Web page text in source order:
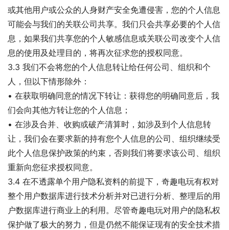
或其他用户或公众的人身财产安全免遭侵害，您的个人信息
可能会与我们的关联公司共享。我们只会共享必要的个人信
息，如果我们共享您的个人敏感信息或关联公司改变个人信
息的使用及处理目的，将再次征求您的授权同意。
3.3 我们不会将您的个人信息转让给任何公司、组织和个
人，但以下情形除外：
• 在获取明确同意的情况下转让：获得您的明确同意后，我
们会向其他方转让您的个人信息；
• 在涉及合并、收购或破产清算时，如涉及到个人信息转
让，我们会在要求新的持有您个人信息的公司、组织继续受
此个人信息保护政策的约束，否则我们将要求该公司、组织
重新向您征求授权同意。
3.4 在不透露单个用户隐私资料的前提下，奇趣电玩有权对
整个用户数据库进行技术分析并对已进行分析、整理后的用
户数据库进行商业上的利用。尽管奇趣电玩对用户的隐私权
保护做了极大的努力，但是仍然不能保证现有的安全技术措